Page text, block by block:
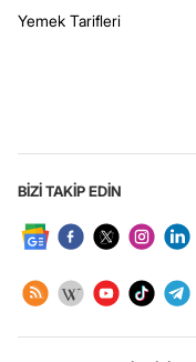
Yemek Tarifleri
BİZİ TAKİP EDİN